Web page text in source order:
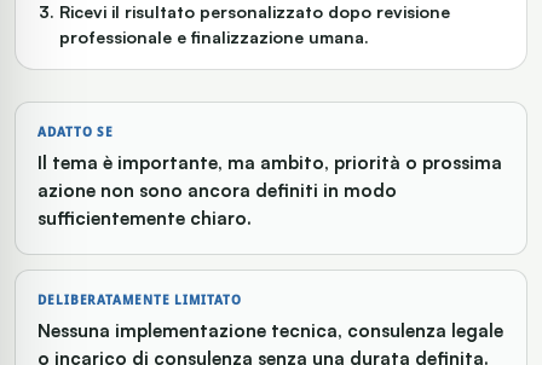
Ricevi il risultato personalizzato dopo revisione
professionale e finalizzazione umana.
ADATTO SE
Il tema è importante, ma ambito, priorità o prossima
azione non sono ancora definiti in modo
sufficientemente chiaro.
DELIBERATAMENTE LIMITATO
Nessuna implementazione tecnica, consulenza legale
o incarico di consulenza senza una durata definita.